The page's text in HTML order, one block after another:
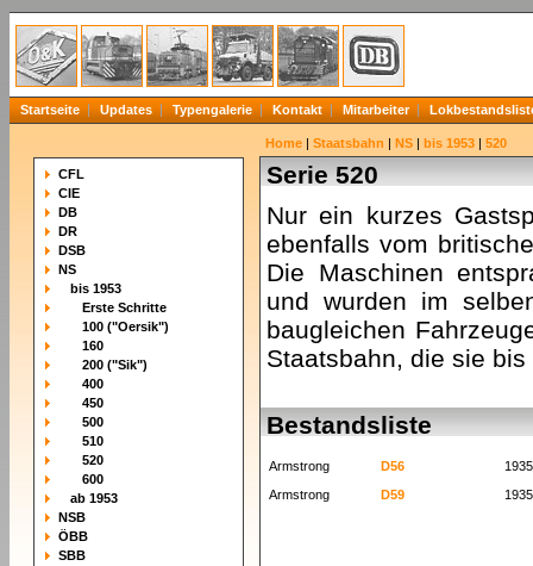
Startseite Updates Typengalerie Kontakt Mitarbeiter
CFL
CIE
DB
DR
DSB
NS
bis 1953
Erste Schritte
100 ("Oersik")
160
200 ("Sik")
400
450
500
510
520
600
ab 1953
NSB
ÖBB
SBB
Home | Staatsbahn | NS | bis 1953 | 520
Serie 520
Nur ein kurzes
ebenfalls vom
Die Maschinen
und wurden im
baugleichen
Staatsbahn, die sie
Bestandsliste
Armstrong D56
1935
Armstrong
D59 1935